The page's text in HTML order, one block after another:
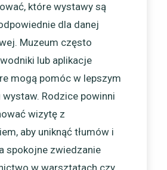
które wystawy są
dla danej
Muzeum często
lub aplikacje
mogą pomóc w lepszym
Rodzice powinni
wizytę z
aby uniknąć tłumów i
spokojne zwiedzanie
w warsztatach czy